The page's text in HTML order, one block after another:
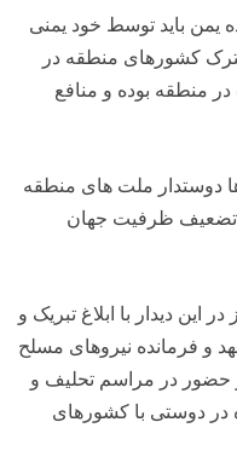
یمن باید توسط خود یمنی
کشورهای منطقه در
در منطقه بوده و منافع
دوستدار ملت های منطقه
تضعیف ظرفیت جهان
این دیدار با ابلاغ تبریک و
و فرمانده نیروهای مسلح
حضور در مراسم تحلیف و
در دوستی با کشورهای